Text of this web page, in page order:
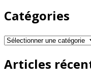
Catégories
Catégories
Articles